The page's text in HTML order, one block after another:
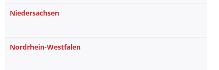
Niedersachsen
Nordrhein-Westfalen